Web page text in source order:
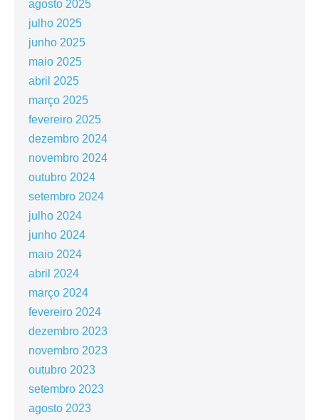
agosto 2025
julho 2025
junho 2025
maio 2025
abril 2025
março 2025
fevereiro 2025
dezembro 2024
novembro 2024
outubro 2024
setembro 2024
julho 2024
junho 2024
maio 2024
abril 2024
março 2024
fevereiro 2024
dezembro 2023
novembro 2023
outubro 2023
setembro 2023
agosto 2023